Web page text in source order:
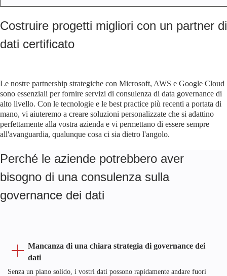
Costruire progetti migliori con un partner di
dati certificato
Le nostre partnership strategiche con Microsoft, AWS e Google Cloud
sono essenziali per fornire servizi di consulenza di data governance di
alto livello. Con le tecnologie e le best practice più recenti a portata di
mano, vi aiuteremo a creare soluzioni personalizzate che si adattino
perfettamente alla vostra azienda e vi permettano di essere sempre
all'avanguardia, qualunque cosa ci sia dietro l'angolo.
Perché le aziende potrebbero aver
bisogno di una consulenza sulla
governance dei dati
Mancanza di una chiara strategia di governance dei
dati
Senza un piano solido, i vostri dati possono rapidamente andare fuori